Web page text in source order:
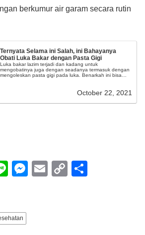
berkumur air garam secara rutin
Ternyata Selama ini Salah, ini Bahayanya
Obati Luka Bakar dengan Pasta Gigi
Luka bakar lazim terjadi dan kadang untuk
mengobatinya juga dengan seadanya termasuk dengan
mengoleskan pasta gigi pada luka. Benarkah ini bisa
October 22, 2021
Li
M
E
C